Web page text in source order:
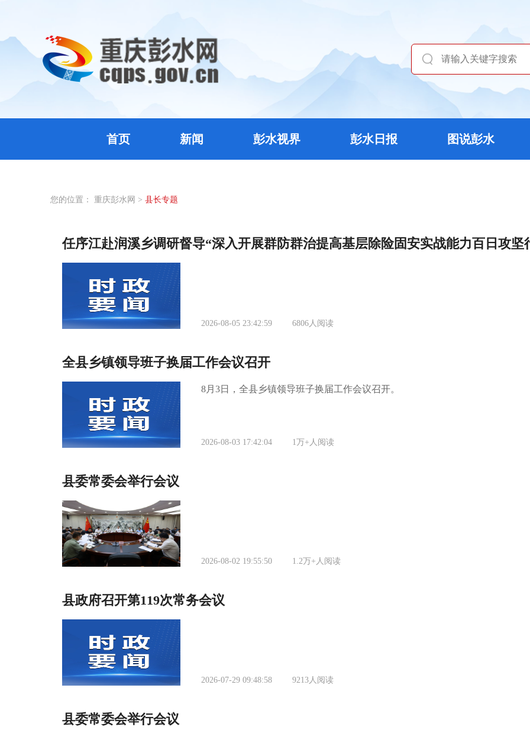
首页 新闻 彭水视界 彭水日报 图说彭水
您的位置： 重庆彭水网 > 县长专题
任序江赴润溪乡调研督导“深入开展群防群治提高基层除险固安实战能力百日攻坚
2026-08-05 23:42:59 6806人阅读
全县乡镇领导班子换届工作会议召开
8月3日，全县乡镇领导班子换届工作会议召开。
2026-08-03 17:42:04 1万+ 人阅读
县委常委会举行会议
2026-08-02 19:55:50 1.2万+ 人阅读
县政府召开第119次常务会议
2026-07-29 09:48:58 9213人阅读
县委常委会举行会议